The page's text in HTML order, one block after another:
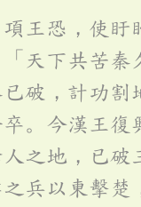
王恐，使盱
天下共苦秦
破，計功割
。今漢王復
之地，已破
兵以東擊楚